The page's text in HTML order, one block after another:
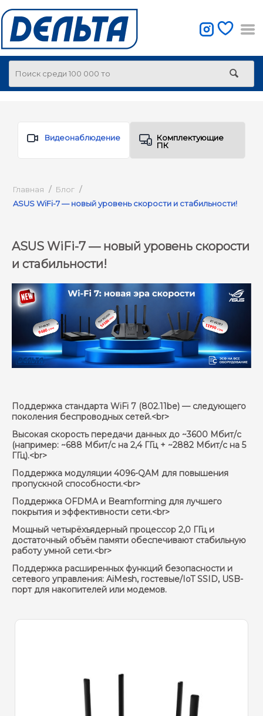
Видеонаблюдение
Комплектующие
ПК
Главная / Блог /
ASUS WiFi-7 — новый уровень скорости и стабильности!
ASUS WiFi-7 — новый уровень скорости
и стабильности!
Поддержка стандарта WiFi 7 (802.11be) — следующего
поколения беспроводных сетей.<br>
Высокая скорость передачи данных до ~3600 Мбит/с
(например: ~688 Мбит/с на 2,4 ГГц + ~2882 Мбит/с на 5
ГГц).<br>
Поддержка модуляции 4096-QAM для повышения
пропускной способности.<br>
Поддержка OFDMA и Beamforming для лучшего
покрытия и эффективности сети.<br>
Мощный четырёхъядерный процессор 2,0 ГГц и
достаточный объём памяти обеспечивают стабильную
работу умной сети.<br>
Поддержка расширенных функций безопасности и
сетевого управления: AiMesh, гостевые/IoT SSID, USB-
порт для накопителей или модемов.